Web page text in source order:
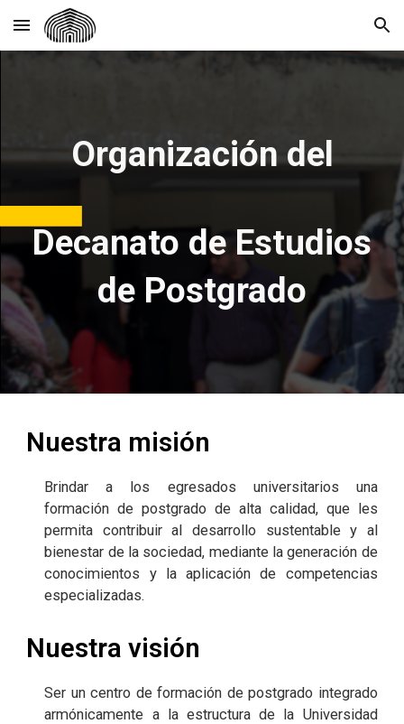
Skip to main content Skip to navigation
Organización del
Decanato de Estudios
de Postgrado
Nuestra misión
Brindar a los egresados universitarios una
formación de postgrado de alta calidad, que les
permita contribuir al desarrollo sustentable y al
bienestar de la sociedad, mediante la generación de
conocimientos y la aplicación de competencias
especializadas.
Nuestra visión
Ser un centro de formación de postgrado integrado
armónicamente a la estructura de la Universidad